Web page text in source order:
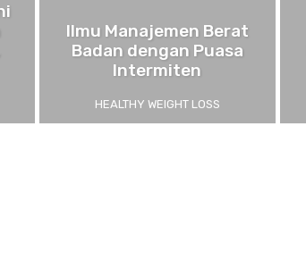
Ilmu Manajemen Berat
Badan dengan Puasa
Intermiten
HEALTHY WEIGHT LOSS